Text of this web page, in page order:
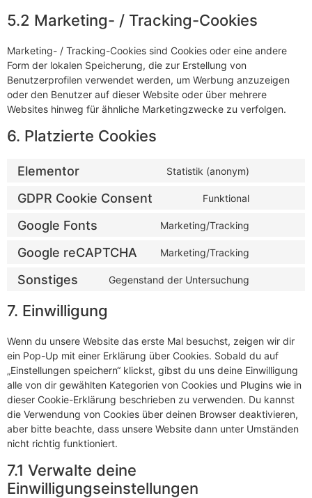
5.2 Marketing- / Tracking-Cookies
Marketing- / Tracking-Cookies sind Cookies oder eine andere
Form der lokalen Speicherung, die zur Erstellung von
Benutzerprofilen verwendet werden, um Werbung anzuzeigen
oder den Benutzer auf dieser Website oder über mehrere
Websites hinweg für ähnliche Marketingzwecke zu verfolgen.
6. Platzierte Cookies
Elementor Statistik (anonym)
GDPR Cookie Consent Funktional
Google Fonts Marketing/Tracking
Google reCAPTCHA Marketing/Tracking
Sonstiges Gegenstand der Untersuchung
7. Einwilligung
Wenn du unsere Website das erste Mal besuchst, zeigen wir dir
ein Pop-Up mit einer Erklärung über Cookies. Sobald du auf
„Einstellungen speichern“ klickst, gibst du uns deine Einwilligung
alle von dir gewählten Kategorien von Cookies und Plugins wie in
dieser Cookie-Erklärung beschrieben zu verwenden. Du kannst
die Verwendung von Cookies über deinen Browser deaktivieren,
aber bitte beachte, dass unsere Website dann unter Umständen
nicht richtig funktioniert.
7.1 Verwalte deine
Einwilligungseinstellungen